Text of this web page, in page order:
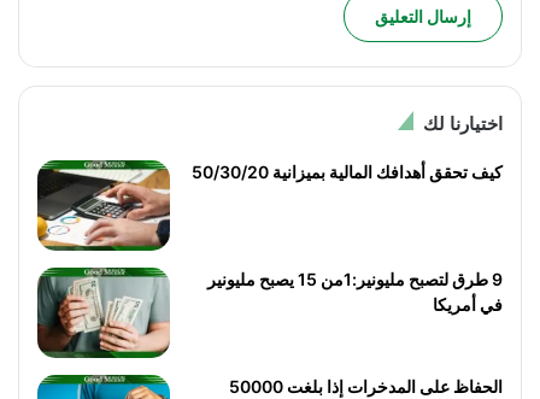
اختيارنا لك
كيف تحقق أهدافك المالية بميزانية 50/30/20
9 طرق لتصبح مليونير:1من 15 يصبح مليونير
في أمريكا
الحفاظ على المدخرات إذا بلغت 50000